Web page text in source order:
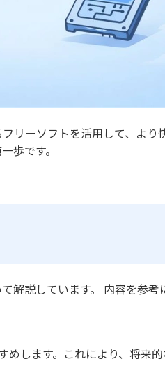
リーソフトを活用して、より
歩です。
解説しています。 内容を参考
します。これにより、将来